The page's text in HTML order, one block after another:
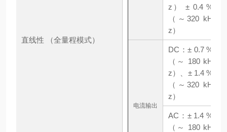
直线性 （全量程模式）
z） ± 0.4 %
（～320 kH
z）
电流输出
DC：± 0.7 %
（～ 180 kH
z）、± 1.4 %
（～320 kH
z）
AC：± 1.4 %
（～ 180 kH